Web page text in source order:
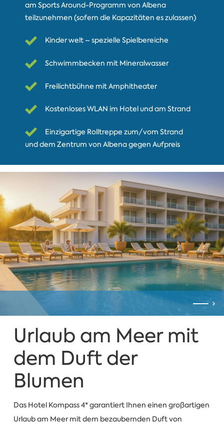
am Sports Around-Programm von Albena
teilzunehmen (sofern die Kapazitäten es zulassen)
Kinder welt – spezielle Spielbereiche
Schwimmbecken mit Mineralwasser
Freilichtbühne mit Amphitheater
Kostenloses WLAN im Hotel und am Strand
Einzigartige Rolltreppe zum/vom Strand
und dem Zentrum von Albena gegen Aufpreis
Urlaub am Meer mit
dem Duft der
Blumen
Das Hotel Kompass 4* garantiert Ihnen einen großartigen
Urlaub am Meer mit dem bezaubernden Duft von